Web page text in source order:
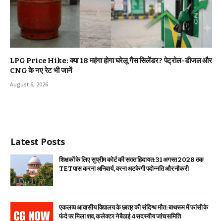
LPG Price Hike: क्या ₹18 महंगा होगा घरेलू गैस सिलेंडर? पेट्रोल-डीजल और
CNG के नए रेट भी जानें
August 6, 2026
Latest Posts
शिक्षकों के लिए सुप्रीम कोर्ट की सख्त हिदायत: 31 अगस्त 2028 तक
TET पास करना अनिवार्य, वरना अटकेगी पदोन्नति और नौकरी
एकलव्य आवासीय विद्यालय के छात्र की संदिग्ध मौत: बाथरूम में फांसी के
फंदे पर मिला शव, कलेक्टर ने बैठाई 4 सदस्यीय जांच समिति